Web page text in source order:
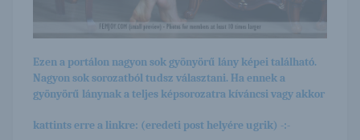
Ezen a portálon nagyon sok gyönyörű lány képei található.
Nagyon sok sorozatból tudsz választani. Ha ennek a
gyönyörű lánynak a teljes képsorozatra kíváncsi vagy akkor
kattints erre a linkre: (eredeti post helyére ugrik) -:-